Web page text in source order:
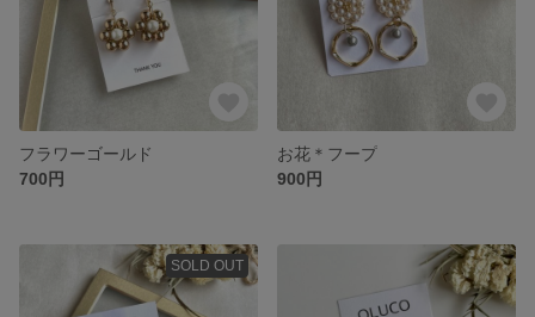
フラワーゴールド
700円
お花＊フープ
900円
SOLD OUT